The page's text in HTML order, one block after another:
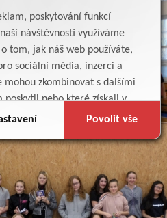
poskytování funkcí
návštěvnosti využíváme
tom, jak náš web používáte,
sociální média, inzerci a
zkombinovat s dalšími
nebo které získali v
služby.
Povolit vše